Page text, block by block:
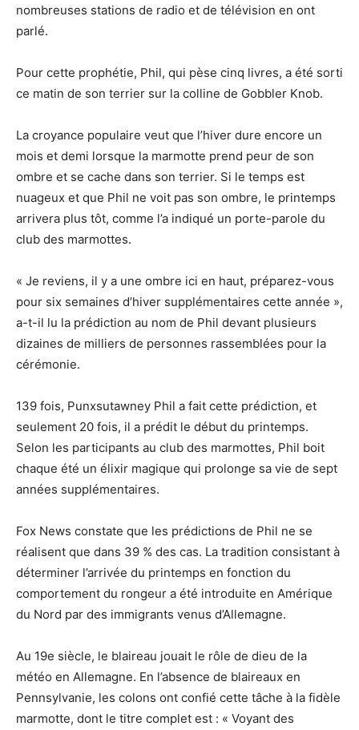
nombreuses stations de radio et de télévision en ont
parlé.
Pour cette prophétie, Phil, qui pèse cinq livres, a été sorti
ce matin de son terrier sur la colline de Gobbler Knob.
La croyance populaire veut que l’hiver dure encore un
mois et demi lorsque la marmotte prend peur de son
ombre et se cache dans son terrier. Si le temps est
nuageux et que Phil ne voit pas son ombre, le printemps
arrivera plus tôt, comme l’a indiqué un porte-parole du
club des marmottes.
« Je reviens, il y a une ombre ici en haut, préparez-vous
pour six semaines d’hiver supplémentaires cette année »,
a-t-il lu la prédiction au nom de Phil devant plusieurs
dizaines de milliers de personnes rassemblées pour la
cérémonie.
139 fois, Punxsutawney Phil a fait cette prédiction, et
seulement 20 fois, il a prédit le début du printemps.
Selon les participants au club des marmottes, Phil boit
chaque été un élixir magique qui prolonge sa vie de sept
années supplémentaires.
Fox News constate que les prédictions de Phil ne se
réalisent que dans 39 % des cas. La tradition consistant à
déterminer l’arrivée du printemps en fonction du
comportement du rongeur a été introduite en Amérique
du Nord par des immigrants venus d’Allemagne.
Au 19e siècle, le blaireau jouait le rôle de dieu de la
météo en Allemagne. En l’absence de blaireaux en
Pennsylvanie, les colons ont confié cette tâche à la fidèle
marmotte, dont le titre complet est : « Voyant des